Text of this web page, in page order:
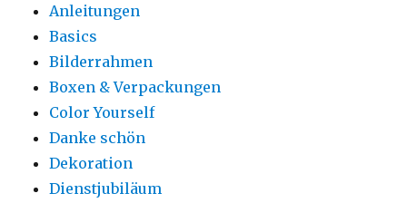
Anleitungen
Basics
Bilderrahmen
Boxen & Verpackungen
Color Yourself
Danke schön
Dekoration
Dienstjubiläum